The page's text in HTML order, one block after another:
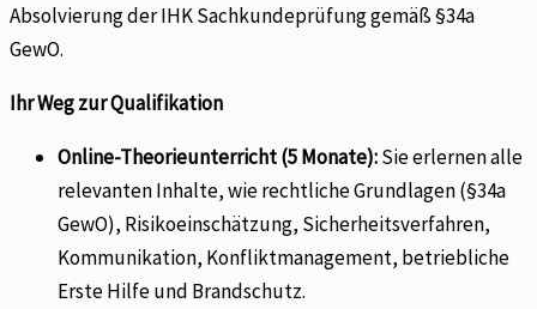
Absolvierung der IHK Sachkundeprüfung gemäß §34a
GewO.
Ihr Weg zur Qualifikation
Online-Theorieunterricht (5 Monate):Sie erlernen alle
relevanten Inhalte, wie rechtliche Grundlagen (§34a
GewO), Risikoeinschätzung, Sicherheitsverfahren,
Kommunikation, Konfliktmanagement, betriebliche
Erste Hilfe und Brandschutz.